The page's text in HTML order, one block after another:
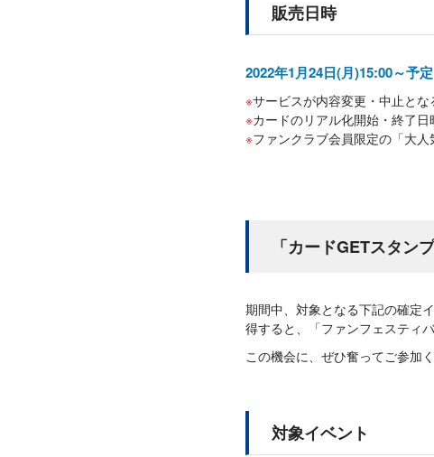
販売日時
2022年1月24日(月)15:00～予定
サービスが内容変更・中止と
カードのリアル化開始・終了
ファンクラブ会員限定の「大
「カードGETスタン
期間中、対象となる下記の確定
得すると、「ファンフェスティ
この機会に、ぜひ奮ってご参加
対象イベント